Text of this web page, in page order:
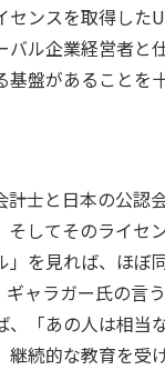
センスを取得した
ル企業経営者と
基盤があることを
計士と日本の公認
そしてそのライセ
」を見れば、ほぼ
ギャラガー氏の言
、「あの人は相当
継続的な教育を受